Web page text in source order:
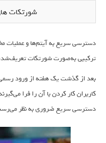
شورتکات
ترکیبی به‌صورت شورتکات
کاربران کار کردن با آن را فرا
دسترسی سریع ضروری به نظر